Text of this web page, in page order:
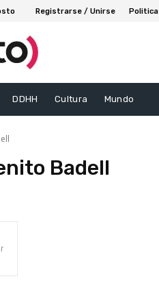
Registrarse / Unirse Politica
DDHH Cultura Mundo
Badell